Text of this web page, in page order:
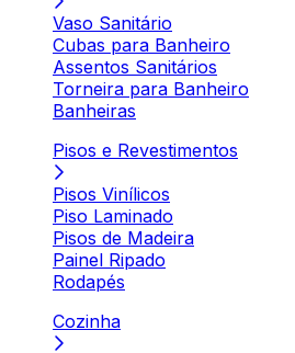
Vaso Sanitário
Cubas para Banheiro
Assentos Sanitários
Torneira para Banheiro
Banheiras
Pisos e Revestimentos
Pisos Vinílicos
Piso Laminado
Pisos de Madeira
Painel Ripado
Rodapés
Cozinha